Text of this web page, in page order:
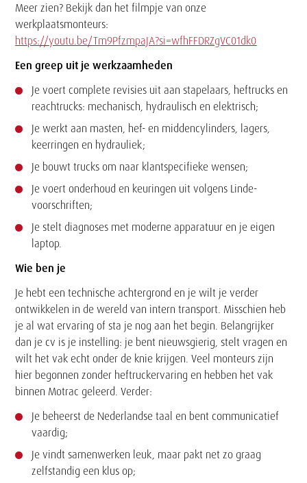
Meer zien? Bekijk dan het filmpje van onze
werkplaatsmonteurs:
https://youtu.be/Tm9PfzmpaJA?si=wfhFFDRZgVC01dk0
Een greep uit je werkzaamheden
Je voert complete revisies uit aan stapelaars, heftrucks en
reachtrucks: mechanisch, hydraulisch en elektrisch;
Je werkt aan masten, hef- en middencylinders, lagers,
keerringen en hydrauliek;
Je bouwt trucks om naar klantspecifieke wensen;
Je voert onderhoud en keuringen uit volgens Linde-
voorschriften;
Je stelt diagnoses met moderne apparatuur en je eigen
laptop.
Wie ben je
Je hebt een technische achtergrond en je wilt je verder
ontwikkelen in de wereld van intern transport. Misschien heb
je al wat ervaring of sta je nog aan het begin. Belangrijker
dan je cv is je instelling: je bent nieuwsgierig, stelt vragen en
wilt het vak echt onder de knie krijgen. Veel monteurs zijn
hier begonnen zonder heftruckervaring en hebben het vak
binnen Motrac geleerd. Verder:
Je beheerst de Nederlandse taal en bent communicatief
vaardig;
Je vindt samenwerken leuk, maar pakt net zo graag
zelfstandig een klus op;